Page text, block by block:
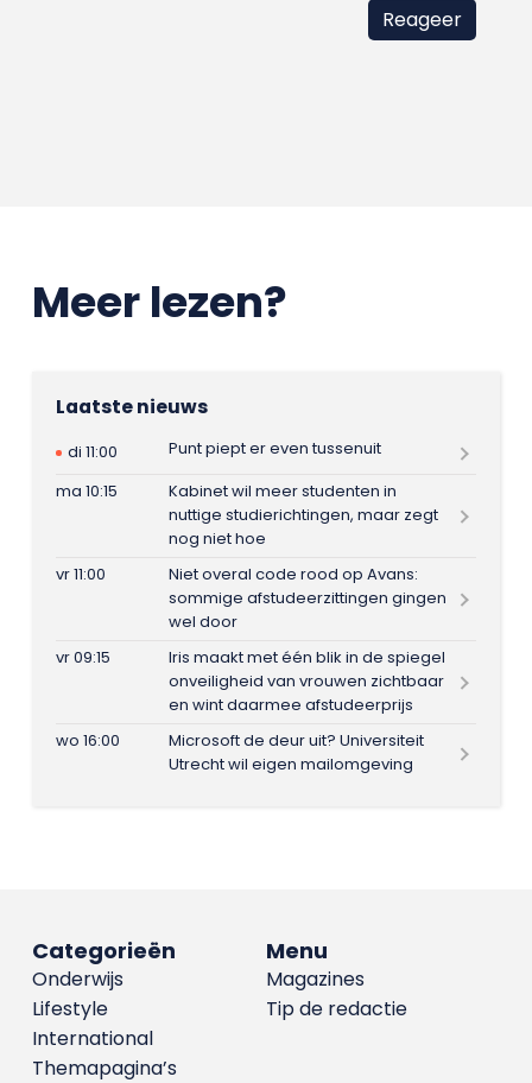
Meer lezen?
Laatste nieuws
di 11:00
Punt piept er even tussenuit
ma 10:15
Kabinet wil meer studenten in
nuttige studierichtingen, maar zegt
nog niet hoe
vr 11:00
Niet overal code rood op Avans:
sommige afstudeerzittingen gingen
wel door
vr 09:15
Iris maakt met één blik in de spiegel
onveiligheid van vrouwen zichtbaar
en wint daarmee afstudeerprijs
wo 16:00
Microsoft de deur uit? Universiteit
Utrecht wil eigen mailomgeving
Menu
Magazines
Tip de redactie
Categorieën
Onderwijs
Lifestyle
International
Themapagina’s